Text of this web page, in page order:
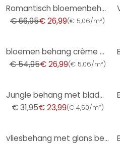
Romantisch bloemenbehang duurzaam vliesbehang Floral by A.S. Création Rosa Orange 386363
€ 66,95€ 26,99(€ 5,06/m²)
bloemen behang crème groen - vliesbehang landelijke stijl A.S. Création - mat en licht gestructureer
€ 54,95€ 26,99(€ 5,06/m²)
Jungle behang met bladmotief beige bruin - exotisch Vliesbehang modern & elegant
€ 31,95€ 23,99(€ 4,50/m²)
vliesbehang met glans beige betonlook